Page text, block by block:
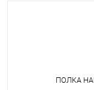
ПОЛКА